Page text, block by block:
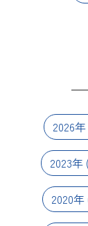
2026年
2023年
2020年